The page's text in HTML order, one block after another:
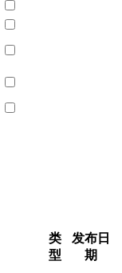
类
型
发布日
期